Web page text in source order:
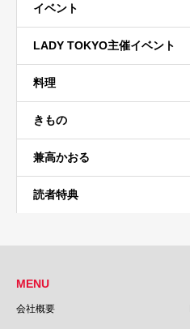
イベント
LADY TOKYO主催イベント
料理
きもの
兼高かおる
読者特典
MENU
会社概要